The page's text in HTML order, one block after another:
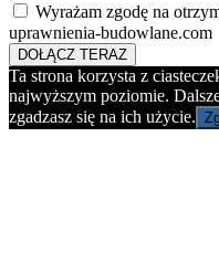
Wyrażam zgodę na
uprawnienia-budowlane.com
DOŁĄCZ TERAZ
Ta strona korzysta z
najwyższym poziomie.
zgadzasz się na ich użycie.